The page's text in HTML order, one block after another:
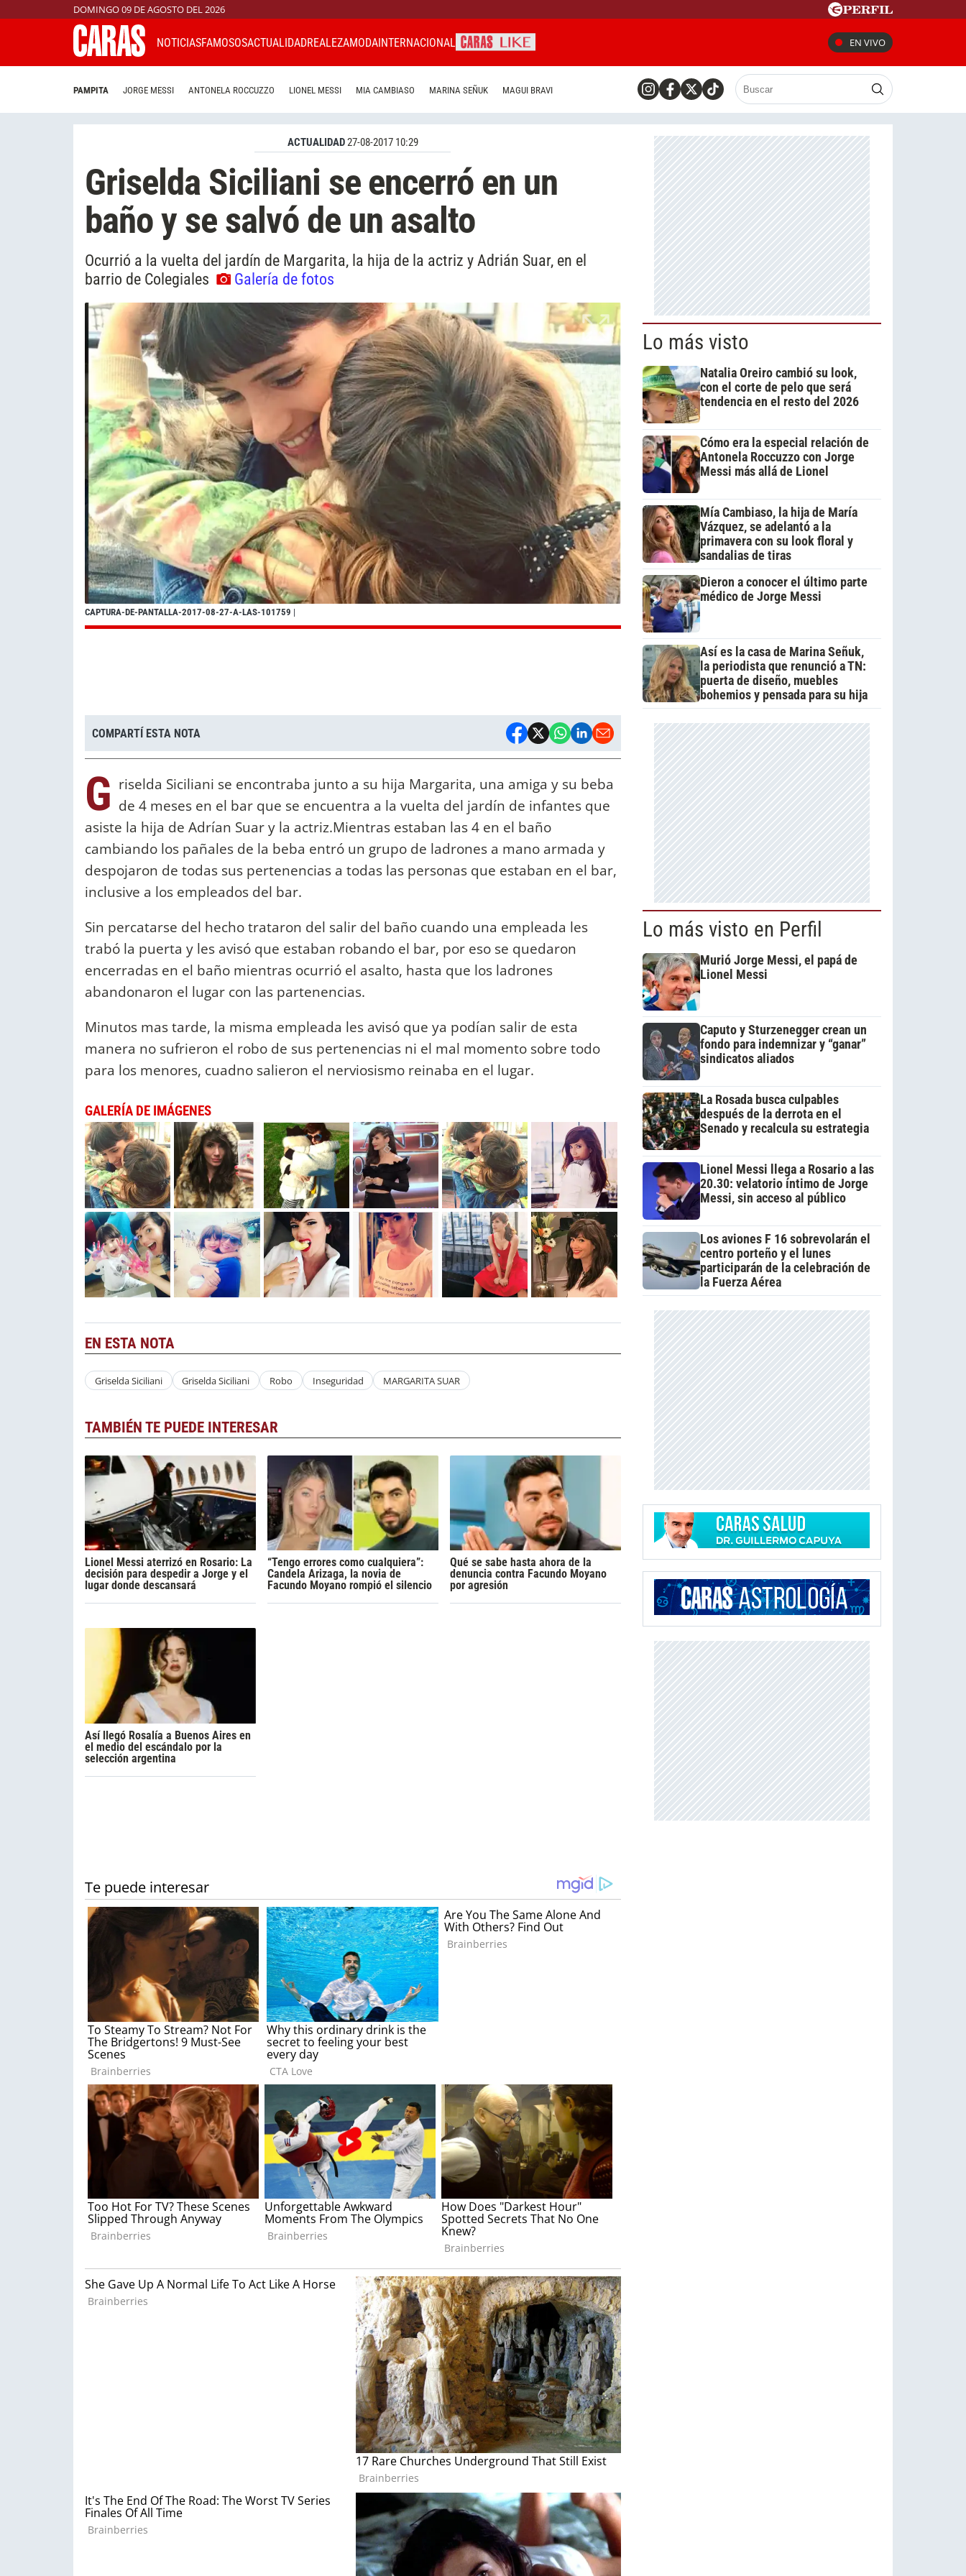
DOMINGO 09 DE AGOSTO DEL 2026
NOTICIASFAMOSOSACTUALIDADREALEZAMODAINTERNACIONAL EN VIVO
PAMPITA JORGE MESSI ANTONELA ROCCUZZO LIONEL MESSI MIA CAMBIASO MARINA SEÑUK MAGUI BRAVI
ACTUALIDAD27-08-2017 10:29
Griselda Siciliani se encerró en un
baño y se salvó de un asalto
Ocurrió a la vuelta del jardín de Margarita, la hija de la actriz y Adrián Suar, en el
barrio de Colegiales
Galería de fotos
CAPTURA-DE-PANTALLA-2017-08-27-A-LAS-101759 |
COMPARTÍ ESTA NOTA
G riselda Siciliani se encontraba junto a su hija Margarita, una amiga y su beba
de 4 meses en el bar que se encuentra a la vuelta del jardín de infantes que
asiste la hija de Adrían Suar y la actriz.Mientras estaban las 4 en el baño
cambiando los pañales de la beba entró un grupo de ladrones a mano armada y
despojaron de todas sus pertenencias a todas las personas que estaban en el bar,
inclusive a los empleados del bar.
Sin percatarse del hecho trataron del salir del baño cuando una empleada les
trabó la puerta y les avisó que estaban robando el bar, por eso se quedaron
encerradas en el baño mientras ocurrió el asalto, hasta que los ladrones
abandonaron el lugar con las partenencias.
Minutos mas tarde, la misma empleada les avisó que ya podían salir de esta
manera no sufrieron el robo de sus pertenencias ni el mal momento sobre todo
para los menores, cuadno salieron el nerviosismo reinaba en el lugar.
GALERÍA DE IMÁGENES
EN ESTA NOTA
Griselda Siciliani Griselda Siciliani Robo Inseguridad MARGARITA SUAR
TAMBIÉN TE PUEDE INTERESAR
Lionel Messi aterrizó en Rosario: La
decisión para despedir a Jorge y el
lugar donde descansará
“Tengo errores como cualquiera”:
Candela Arizaga, la novia de
Facundo Moyano rompió el silencio
Qué se sabe hasta ahora de la
denuncia contra Facundo Moyano
por agresión
Así llegó Rosalía a Buenos Aires en
el medio del escándalo por la
selección argentina
Lo más visto
Natalia Oreiro cambió su look,
con el corte de pelo que será
tendencia en el resto del 2026
Cómo era la especial relación de
Antonela Roccuzzo con Jorge
Messi más allá de Lionel
Mía Cambiaso, la hija de María
Vázquez, se adelantó a la
primavera con su look floral y
sandalias de tiras
Dieron a conocer el último parte
médico de Jorge Messi
Así es la casa de Marina Señuk,
la periodista que renunció a TN:
puerta de diseño, muebles
bohemios y pensada para su hija
Lo más visto en Perfil
Murió Jorge Messi, el papá de
Lionel Messi
Caputo y Sturzenegger crean un
fondo para indemnizar y “ganar”
sindicatos aliados
La Rosada busca culpables
después de la derrota en el
Senado y recalcula su estrategia
Lionel Messi llega a Rosario a las
20.30: velatorio íntimo de Jorge
Messi, sin acceso al público
Los aviones F 16 sobrevolarán el
centro porteño y el lunes
participarán de la celebración de
la Fuerza Aérea